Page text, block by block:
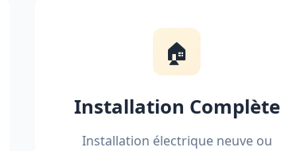
🏠
Installation Complète
Installation électrique neuve ou